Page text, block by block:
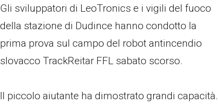
Gli sviluppatori di LeoTronics e i vigili del fuoco
della stazione di Dudince hanno condotto la
prima prova sul campo del robot antincendio
slovacco TrackReitar FFL sabato scorso.
Il piccolo aiutante ha dimostrato grandi capacità.